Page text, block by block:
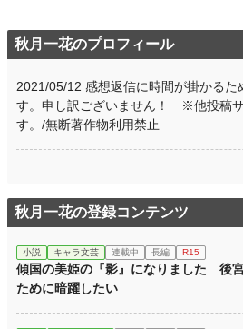
秋月一花のプロフィール
2021/05/12 感想返信に時間が掛かるた
す。申し訳ございません！ ※他投稿サ
す。/無断著作物利用禁止
秋月一花の登録コンテンツ
小説 キャラ文芸 連載中 長編 R15
傾国の美姫の『影』になりました 後
ために暗躍したい